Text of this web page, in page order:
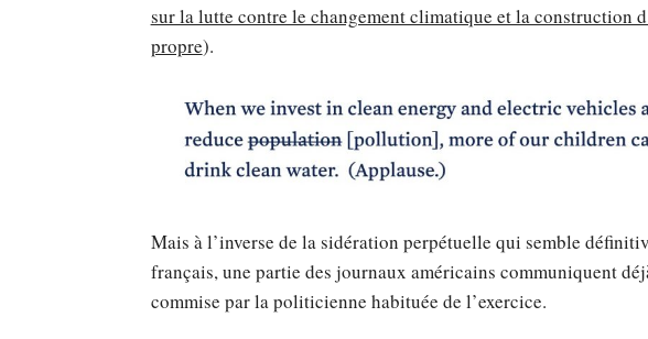
sur la lutte contre le changement climatique et la construction
propre).
Mais à l’inverse de la sidération perpétuelle qui semble
français, une partie des journaux américains communiquent
commise par la politicienne habituée de l’exercice.